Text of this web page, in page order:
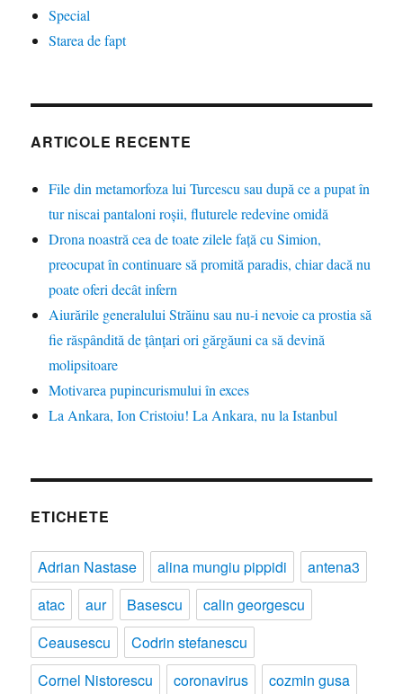
Special
Starea de fapt
ARTICOLE RECENTE
File din metamorfoza lui Turcescu sau după ce a pupat în
tur niscai pantaloni roșii, fluturele redevine omidă
Drona noastră cea de toate zilele față cu Simion,
preocupat în continuare să promită paradis, chiar dacă nu
poate oferi decât infern
Aiurările generalului Străinu sau nu-i nevoie ca prostia să
fie răspândită de țânțari ori gărgăuni ca să devină
molipsitoare
Motivarea pupincurismului în exces
La Ankara, Ion Cristoiu! La Ankara, nu la Istanbul
ETICHETE
Adrian Nastase alina mungiu pippidi
antena3
atac
aur Basescu
calin georgescu
Ceausescu
Codrin stefanescu
Cornel Nistorescu
coronavirus
cozmin gusa